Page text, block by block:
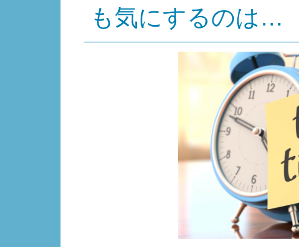
も気にするのは…